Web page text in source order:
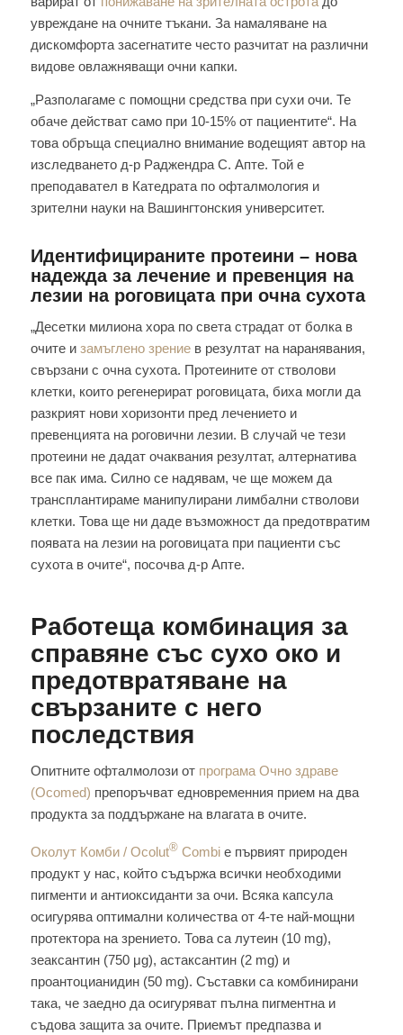
увреждане на очните тъкани. За намаляване на
дискомфорта засегнатите често разчитат на различни
видове овлажняващи очни капки.
„Разполагаме с помощни средства при сухи очи. Те
обаче действат само при 10-15% от пациентите“. На
това обръща специално внимание водещият автор на
изследването д-р Раджендра С. Апте. Той е
преподавател в Катедрата по офталмология и
зрителни науки на Вашингтонския университет.
Идентифицираните протеини – нова
надежда за лечение и превенция на
лезии на роговицата при очна сухота
„Десетки милиона хора по света страдат от болка в
очите и замъглено зрениев резултат на наранявания,
свързани с очна сухота. Протеините от стволови
клетки, които регенерират роговицата, биха могли да
разкрият нови хоризонти пред лечението и
превенцията на роговични лезии. В случай че тези
протеини не дадат очаквания резултат, алтернатива
все пак има. Силно се надявам, че ще можем да
трансплантираме манипулирани лимбални стволови
клетки. Това ще ни даде възможност да предотвратим
появата на лезии на роговицата при пациенти със
сухота в очите“, посочва д-р Апте.
Работеща комбинация за
справяне със сухо око и
предотвратяване на
свързаните с него
последствия
Опитните офталмолози от програма Очно здраве
(Ocomed) препоръчват едновременния прием на два
продукта за поддържане на влагата в очите.
Околут Комби / Ocolut®Combie първият природен
продукт у нас, който съдържа всички необходими
пигменти и антиоксиданти за очи. Всяка капсула
осигурява оптимални количества от 4-те най-мощни
протектора на зрението. Това са лутеин (10 mg),
зеаксантин (750 μg), астаксантин (2 mg) и
проантоцианидин (50 mg). Съставки са комбинирани
така, че заедно да осигуряват пълна пигментна и
съдова защита за очите. Приемът предпазва и